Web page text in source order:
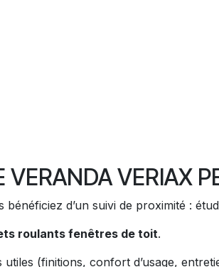
VERANDA VERIAX
bénéficiez d’un suivi de proximité :
roulants fenêtres de toit.
(finitions, confort d’usage,